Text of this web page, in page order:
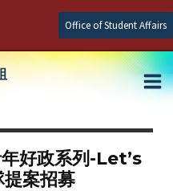
Office of Student Affairs
好政系列-Let’s
案招募